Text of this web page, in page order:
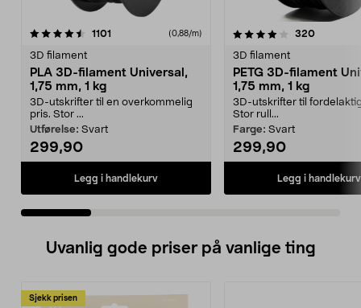
1101 (0,88/m)
3D filament
PLA 3D-filament Universal,
1,75 mm, 1 kg
3D-utskrifter til en overkommelig
pris. Stor ...
Utførelse: Svart
299,90
Legg i handlekurv
4.0 av 5 stjerner 320
3D filament
PETG 3D-filament
1,75 mm, 1 kg
3D-utskrifter til
Stor rull...
Farge: Svart
299,90
Legg i handlekurv
4.5 av 5 stjerner
Uvanlig gode priser på vanlige ting
Sjekk prisen